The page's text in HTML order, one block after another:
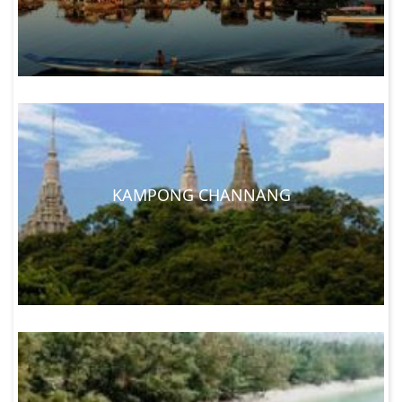
atrações turísticas ainda ficam abertas e há pouca
perturbação dos planos de viagem.
IDIOMA: Língua Nacional do Camboja é Khmer. Como em
outras ex-colônias francesas, geração mais velha fala
Inglês. Excepto aos grandes centros de Phnom Penh e Siem
Reap, a maioria das pessoas só fala Khmer, mas você
sempre vai encontrar alguém que fala Inglês.
OLÁ: Sour Sdei
OBRIGADO: Aw KuhnKAMPONG CHANNANG